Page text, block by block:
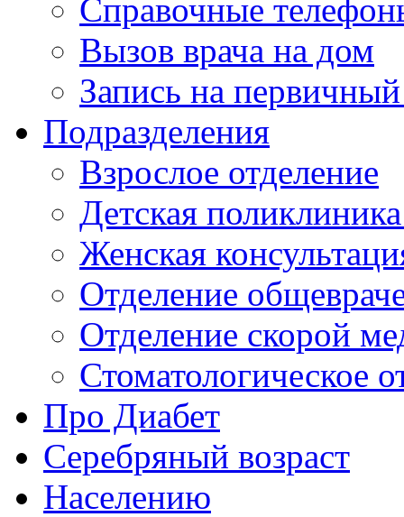
Справочные
Вызов врача на дом
Запись на
Подразделения
Взрослое отделение
Детская
Женская
Отделение
Отделение скорой
Стоматологическое
Про Диабет
Серебряный возраст
Населению